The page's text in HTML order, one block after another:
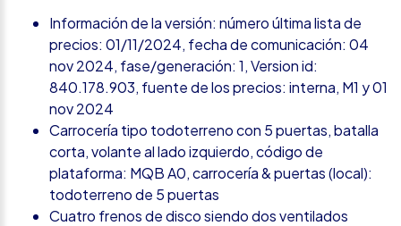
Información de la versión: número última lista de
precios: 01/11/2024, fecha de comunicación: 04
nov 2024, fase/generación: 1, Version id:
840.178.903, fuente de los precios: interna, M1 y 01
nov 2024
Carrocería tipo todoterreno con 5 puertas, batalla
corta, volante al lado izquierdo, código de
plataforma: MQB A0, carrocería & puertas (local):
todoterreno de 5 puertas
Cuatro frenos de disco siendo dos ventilados